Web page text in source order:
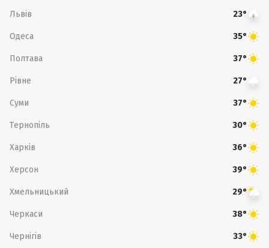
Львів 23°
Одеса 35°
Полтава 37°
Рівне 27°
Суми 37°
Тернопіль 30°
Харків 36°
Херсон 39°
Хмельницький 29°
Черкаси 38°
Чернігів 33°